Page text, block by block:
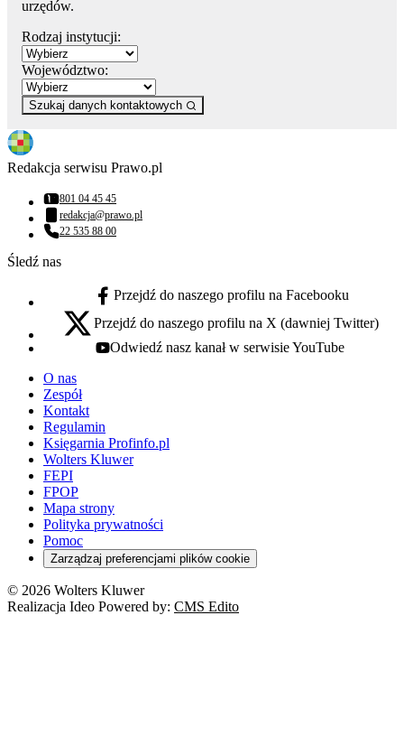
urzędów.
Rodzaj instytucji:
Województwo:
Szukaj danych kontaktowych
Redakcja serwisu Prawo.pl
Numer telefonu:
801 04 45 45
Adres email:
redakcja@prawo.pl
Numer telefonu:
22 535 88 00
Śledź nas
facebook - otwiera się w nowej karcie
Przejdź do naszego profilu na Facebooku
x - otwiera się w nowej karcie
Przejdź do naszego profilu na X (dawniej Twitter)
youtube - otwiera się w nowej karcie
Odwiedź nasz kanał w serwisie YouTube
O nas
Zespół
Kontakt
Regulamin
Księgarnia Profinfo.pl
Wolters Kluwer
FEPI
FPOP
Mapa strony
Polityka prywatności
Pomoc
Zarządzaj preferencjami plików cookie
© 2026 Wolters Kluwer
Realizacja Ideo Powered by: CMS Edito